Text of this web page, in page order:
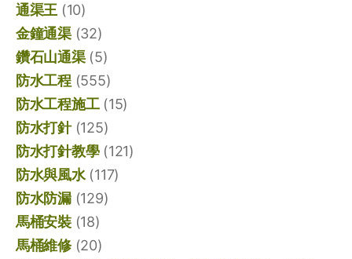
通渠王 (10)
金鐘通渠(32)
鑽石山通渠(5)
防水工程(555)
防水工程施工(15)
防水打針(125)
防水打針教學(121)
防水與風水(117)
防水防漏(129)
馬桶安裝(18)
馬桶維修(20)